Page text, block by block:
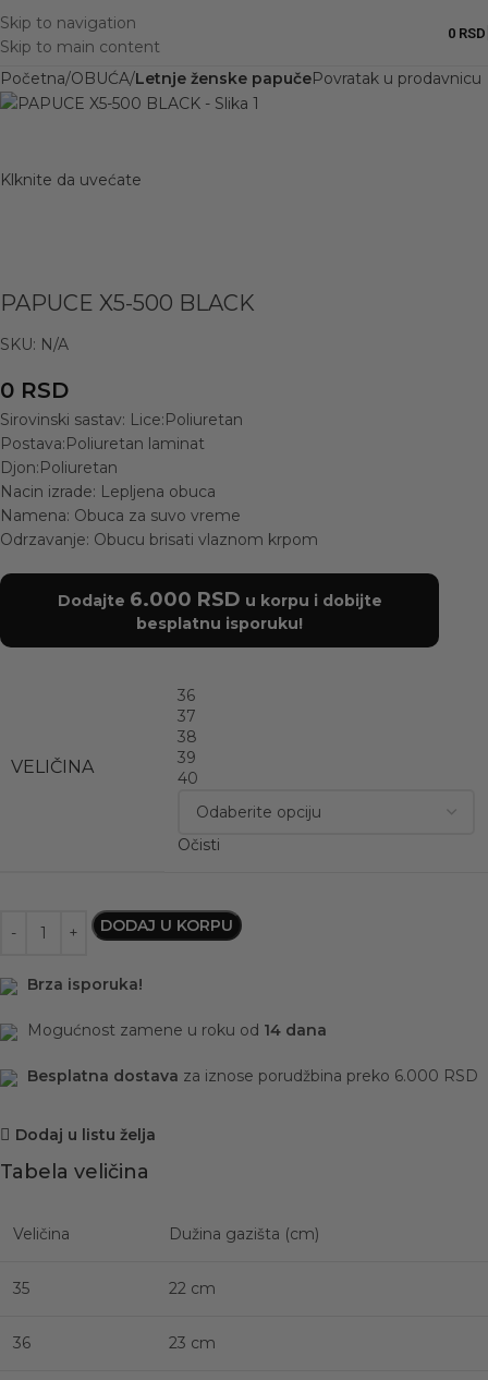
Skip to navigation
Skip to main content
0 RSD
Početna OBUĆA Letnje ženske papučePovratak u prodavnicu
Klknite da uvećate
PAPUCE X5-500 BLACK
SKU: N/A
0 RSD
Sirovinski sastav: Lice:Poliuretan
Postava:Poliuretan laminat
Djon:Poliuretan
Nacin izrade: Lepljena obuca
Namena: Obuca za suvo vreme
Odrzavanje: Obucu brisati vlaznom krpom
Dodajte 6.000 RSD u korpu i dobijte
besplatnu isporuku!
VELIČINA
36
37
38
39
40
Očisti
DODAJ U KORPU
Brza isporuka!
Mogućnost zamene u roku od 14 dana
Besplatna dostava za iznose porudžbina preko 6.000 RSD
Dodaj u listu želja
Tabela veličina
Veličina Dužina gazišta (cm)
35 22 cm
36 23 cm